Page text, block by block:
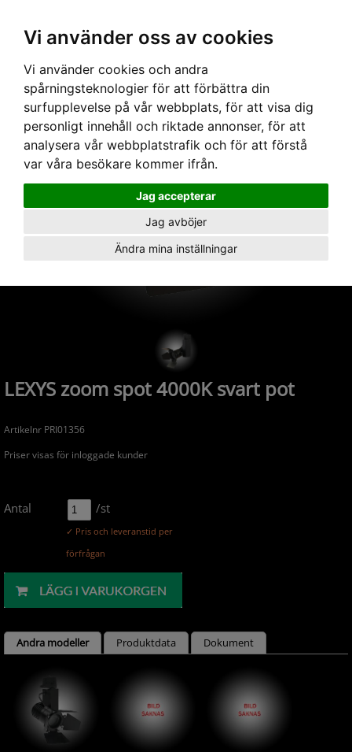
Vi använder oss av cookies
Vi använder cookies och andra
spårningsteknologier för att förbättra din
surfupplevelse på vår webbplats, för att visa dig
personligt innehåll och riktade annonser, för att
analysera vår webbplatstrafik och för att förstå
var våra besökare kommer ifrån.
Jag accepterar
Jag avböjer
Ändra mina inställningar
› Armaturer› LEXYS zoom spot 4000K svart pot
LEXYS zoom spot 4000K svart pot
Artikelnr PRI01356
Priser visas för inloggade kunder
Antal /st
✓ Pris och leveranstid per
förfrågan
Andra modeller Produktdata Dokument